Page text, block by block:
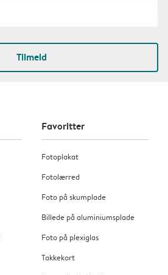
Tilmeld
Favoritter
Fotoplakat
Fotolærred
Foto på skumplade
Billede på aluminiumsplade
Foto på plexiglas
Takkekort